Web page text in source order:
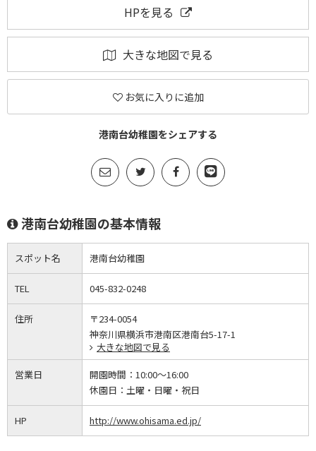
HPを見る
大きな地図で見る
お気に入りに追加
港南台幼稚園をシェアする
港南台幼稚園の基本情報
スポット名 港南台幼稚園
TEL 045-832-0248
住所
〒234-0054
神奈川県横浜市港南区港南台5-17-1
大きな地図で見る
営業日 開園時間： 10:00～16:00
休園日： 土曜・日曜・祝日
HP http://www.ohisama.ed.jp/